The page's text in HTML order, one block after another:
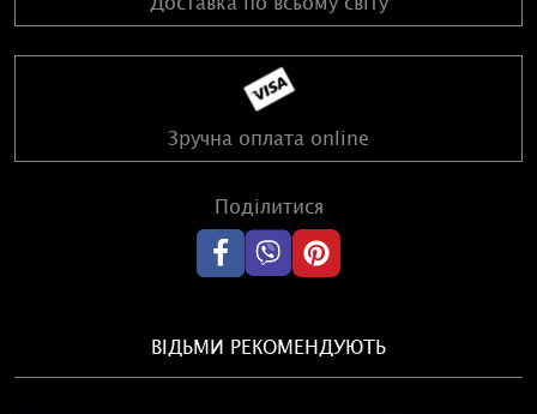
Зручна оплата online
Поділитися
ВІДЬМИ РЕКОМЕНДУЮТЬ